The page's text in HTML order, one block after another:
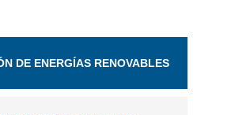
DE ENERGÍAS RENOVABLES